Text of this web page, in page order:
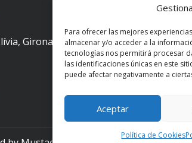
Para ofrecer las mejores
almacenar y/o acceder a la
tecnologías nos permitirá procesar
las identificaciones únicas en este
puede afectar negativamente a
Aceptar
Política de Cookies
Girona
Términos y
Política de
Política de